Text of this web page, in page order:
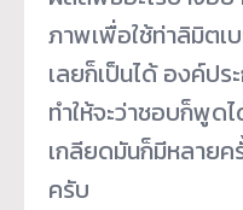
ภาพเพื่อใช้ท่าลิมิตเ
เลยก็เป็นได้ องค์ป
ทำให้จะว่าชอบก็พูด
เกลียดมันก็มีหลายค
ครับ